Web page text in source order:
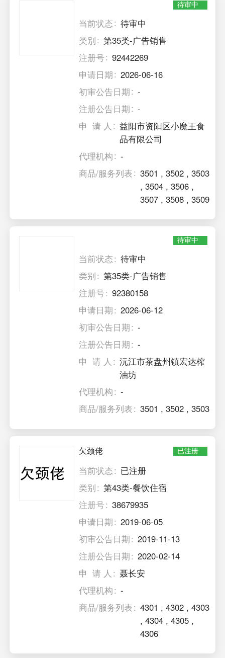
待审中
当前状态
待审中
类别
第35类-广告销售
注册号
92442269
申请日期
2026-06-16
初审公告日期
-
注册公告日期
-
申 请 人
益阳市资阳区小魔王食
品有限公司
代理机构
-
商品/服务列表
3501 ,3502 ,3503
,3504 ,3506 ,
3507 ,3508 ,3509
待审中
当前状态
待审中
类别
第35类-广告销售
注册号
92380158
申请日期
2026-06-12
初审公告日期
-
注册公告日期
-
申 请 人
沅江市茶盘州镇宏达榨
油坊
代理机构
-
商品/服务列表
3501 ,3502 ,3503
欠颈佬 已注册
当前状态
已注册
类别
第43类-餐饮住宿
注册号
38679935
申请日期
2019-06-05
初审公告日期
2019-11-13
注册公告日期
2020-02-14
申 请 人
聂长安
代理机构
-
商品/服务列表
4301 ,4302 ,4303
,4304 ,4305 ,
4306